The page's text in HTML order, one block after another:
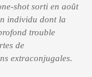
shot sorti en août
individu dont la
trouble
de
extraconjugales.